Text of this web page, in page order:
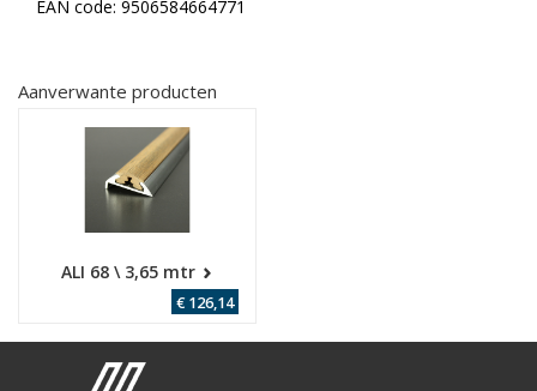
EAN code: 9506584664771
Aanverwante producten
€ 126,14
ALI 68 \ 3,65 mtr